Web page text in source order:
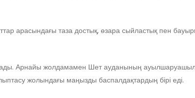
арасындағы таза достық, өзара сыйластық пен
Арнайы жолдамамен Шет ауданының
жолындағы маңызды баспалдақтардың бірі еді.